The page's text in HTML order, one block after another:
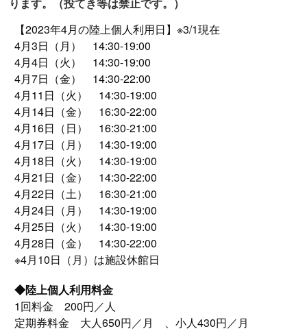
ります。（投てき等は禁止です。）
【2023年4月の陸上個人利用日】※3/1現在
4月3日（月） 14:30-19:00
4月4日（火） 14:30-19:00
4月7日（金） 14:30-22:00
4月11日（火） 14:30-19:00
4月14日（金） 16:30-22:00
4月16日（日） 16:30-21:00
4月17日（月） 14:30-19:00
4月18日（火） 14:30-19:00
4月21日（金） 14:30-22:00
4月22日（土） 16:30-21:00
4月24日（月） 14:30-19:00
4月25日（火） 14:30-19:00
4月28日（金） 14:30-22:00
※4月10日（月）は施設休館日
◆陸上個人利用料金
1回料金 200円／人
定期券料金 大人650円／月 、小人430円／月